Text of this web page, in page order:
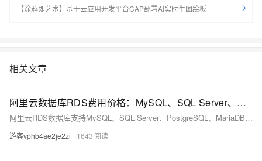
【涂鸦即艺术】基于云应用开发平台CAP部署AI实时生图绘板
相关文章
阿里云数据库RDS费用价格：MySQL、SQL Server、PostgreSQL和MariaDB引擎收费标准
阿里云RDS数据库支持MySQL、SQL Server、PostgreSQL、MariaDB，多种引擎优惠上线！MySQL倚天版88元/年，SQL Server 2核4G仅299元/年，PostgreSQL 227元/年起。高可用、可弹性伸缩，安全稳定。详情见官网活动页。
游客vphb4ae2je2zi 1643